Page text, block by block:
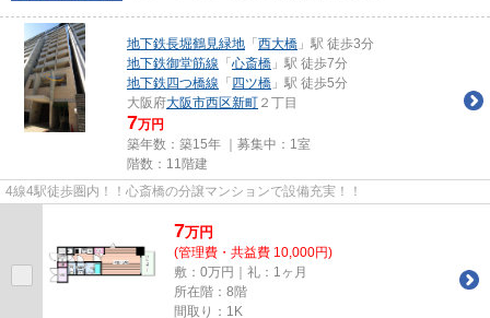
地下鉄長堀鶴見緑地 「 西大橋 」駅 徒歩3分
地下鉄御堂筋線 「 心斎橋 」駅 徒歩7分
地下鉄四つ橋線 「 四ツ橋 」駅 徒歩5分
大阪府大阪市西区新町 ２丁目
7万円
築年数：築15年 ｜募集中： 1室
階数：11階建
4線4駅徒歩圏内！！心斎橋の分譲マンションで設備充実！！
7万円
(管理費・共益費 10,000円)
敷：0万円｜礼：1ヶ月
所在階：8階
間取り：1K